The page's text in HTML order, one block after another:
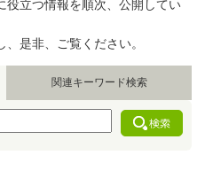
役立つ情報を順次、公開してい
是非、ご覧ください。
関連キーワード検索